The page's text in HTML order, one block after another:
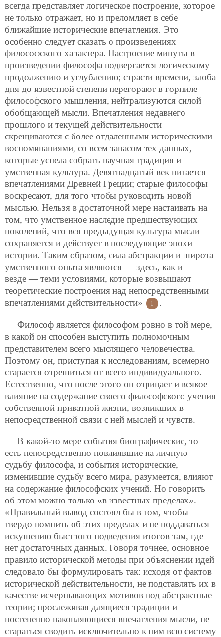
всегда представляет логическое построение, которое
не только отражает, но и преломляет в себе
ближайшие исторические впечатления. Это
особенно следует сказать о произведениях
философского характера. Настроение минуты в
произведении философа подвергается логическому
продолжению и углублению; страсти времени, злоба
дня до известной степени перегорают в горниле
философского мышления, нейтрализуются силой
обобщающей мысли. Впечатления недавнего
прошлого и текущей действительности
скрещиваются с более отдаленными историческими
воспоминаниями, со всем запасом тех данных,
которые успела собрать научная традиция и
умственная культура. Девятнадцатый век питается
впечатлениями Древней Греции; старые философы
воскресают, для того чтобы руководить новой
мыслью. Нельзя в достаточной мере настаивать на
том, что умственное наследие предшествующих
поколений, что вся предыдущая культура мысли
сохраняется и действует в последующие эпохи
истории. Таким образом, сила абстракции и широта
умственного опыта являются — здесь, как и
везде — теми условиями, которые возвышают
теоретические построения над непосредственными
впечатлениями действительности»
1 .
Философ является философом ровно в той мере,
в какой он способен выступить полномочным
представителем всего мыслящего человечества.
Поэтому он, приступая к исследованиям, всемерно
старается отрешиться от всего индивидуального.
Естественно, что после этого он отрицает и всякое
влияние на содержание своего философского учения
собственной приватной жизни, возникших в
непосредственной связи с ней мыслей и чувств.
В какой-то мере события биографические, то
есть непосредственно повлиявшие на личную
судьбу философа, и события исторические,
изменившие судьбу всего мира, разумеется, влияют
на содержание философских учений. Но говорить
об этом можно только «в известных пределах».
«Правильный вывод состоял бы в том, чтобы
твердо помнить об этих пределах и не поддаваться
искушению быстрого подведения итогов там, где
нет достаточных данных. Говоря точнее, основное
правило исторической методы при объяснении идей
следовало бы формулировать так: исходя от фактов
исторической действительности, не подставлять их в
качестве исчерпывающих мотивов под абстрактные
теории; прослеживая длящиеся традиции и
постепенно накопляющиеся впечатления мысли, не
стараться сводить исключительно к ним всю систему